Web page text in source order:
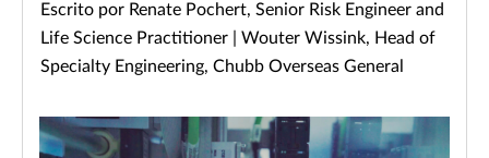
Escrito por Renate Pochert, Senior Risk Engineer and
Life Science Practitioner | Wouter Wissink, Head of
Specialty Engineering, Chubb Overseas General